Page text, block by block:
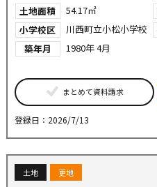
土地面積 54.17㎡
小学校区
川西町立小松小学校
築年月
1980年 4月
まとめて資料請求
登録日：2026/7/13
土地 更地